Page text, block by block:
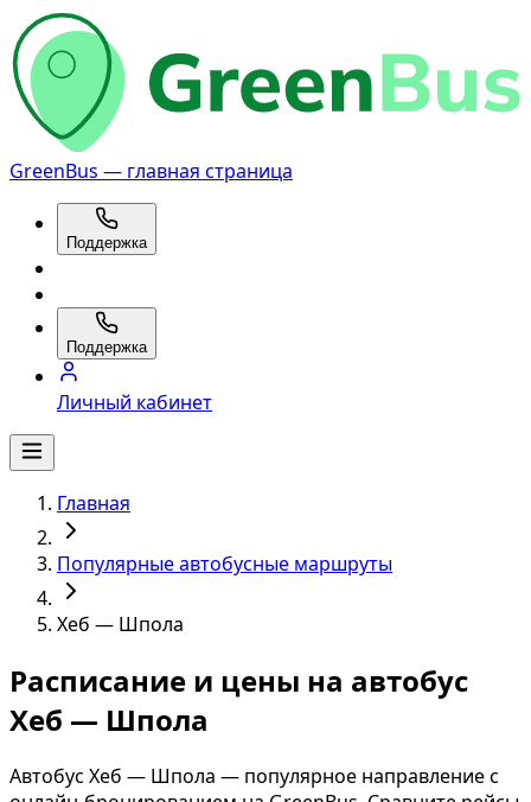
GreenBus — главная страница
Поддержка
Поддержка
Личный кабинет
Главная
Популярные автобусные маршруты
Хеб — Шпола
Расписание и цены на автобус
Хеб — Шпола
Автобус Хеб — Шпола — популярное направление с